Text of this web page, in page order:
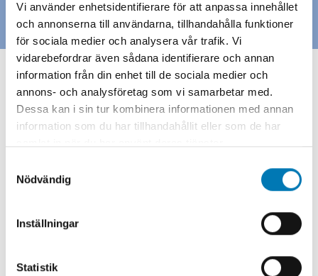
Vi använder enhetsidentifierare för att anpassa innehållet
och annonserna till användarna, tillhandahålla funktioner
för sociala medier och analysera vår trafik. Vi
vidarebefordrar även sådana identifierare och annan
information från din enhet till de sociala medier och
annons- och analysföretag som vi samarbetar med.
Dessa kan i sin tur kombinera informationen med annan
information som du har tillhandahållit eller som de har
Nödvändig
Inställningar
Statistik
Mångfald och inkludering
plats att växa
På Elajo strävar vi efter att skapa en
inkluderande arbetsmiljö där alla känner sig
mångfald bidrar till innovation och att en